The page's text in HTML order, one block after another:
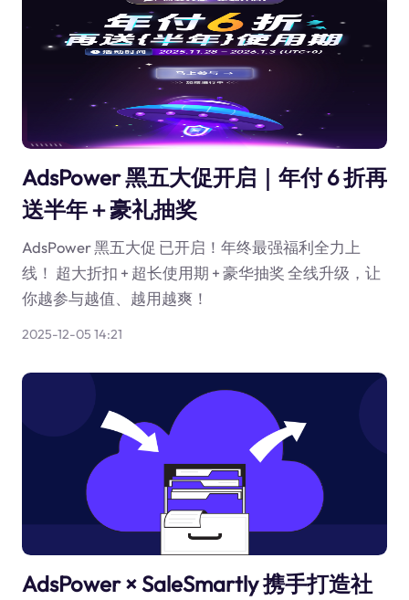
AdsPower 黑五大促开启｜年付 6 折再
送半年＋豪礼抽奖
AdsPower 黑五大促 已开启！年终最强福利全力上
线！ 超大折扣 + 超长使用期 + 豪华抽奖 全线升级，让
你越参与越值、越用越爽！
2025-12-05 14:21
AdsPower × SaleSmartly 携手打造社